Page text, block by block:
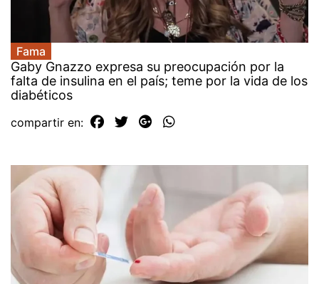
Fama
Gaby Gnazzo expresa su preocupación por la
falta de insulina en el país; teme por la vida de los
diabéticos
compartir en: